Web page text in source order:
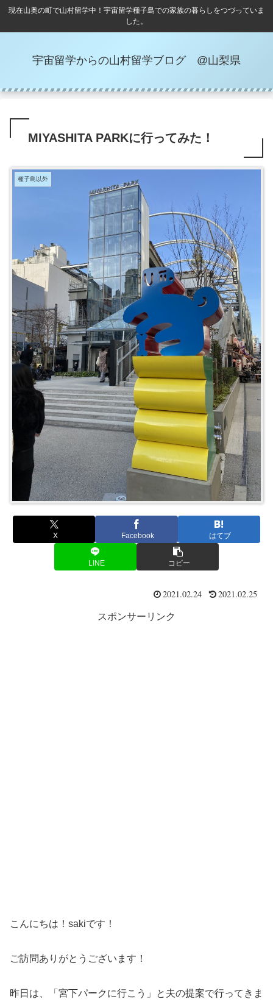
現在山奥の町で山村留学中！宇宙留学種子島での家族の暮らしをつづっていま
した。
宇宙留学からの山村留学ブログ @山梨県
MIYASHITA PARKに行ってみた！
種子島以外
X Facebook はてブ
LINE コピー
2021.02.24 2021.02.25
スポンサーリンク
こんにちは！sakiです！
ご訪問ありがとうございます！
昨日は、「宮下パークに行こう」と夫の提案で行ってきま